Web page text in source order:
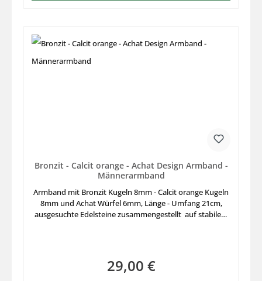
Bronzit - Calcit orange - Achat Design Armband -
Männerarmband
Armband mit Bronzit Kugeln 8mm - Calcit orange Kugeln
8mm und Achat Würfel 6mm, Länge - Umfang 21cm,
ausgesuchte Edelsteine zusammengestellt auf stabilem
Regulärer Preis:
29,00 €